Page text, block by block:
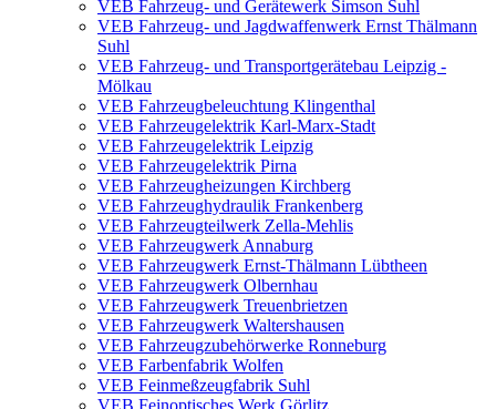
VEB Fahrzeug- und Gerätewerk Simson Suhl
VEB Fahrzeug- und Jagdwaffenwerk Ernst Thälmann
Suhl
VEB Fahrzeug- und Transportgerätebau Leipzig -
Mölkau
VEB Fahrzeugbeleuchtung Klingenthal
VEB Fahrzeugelektrik Karl-Marx-Stadt
VEB Fahrzeugelektrik Leipzig
VEB Fahrzeugelektrik Pirna
VEB Fahrzeugheizungen Kirchberg
VEB Fahrzeughydraulik Frankenberg
VEB Fahrzeugteilwerk Zella-Mehlis
VEB Fahrzeugwerk Annaburg
VEB Fahrzeugwerk Ernst-Thälmann Lübtheen
VEB Fahrzeugwerk Olbernhau
VEB Fahrzeugwerk Treuenbrietzen
VEB Fahrzeugwerk Waltershausen
VEB Fahrzeugzubehörwerke Ronneburg
VEB Farbenfabrik Wolfen
VEB Feinmeßzeugfabrik Suhl
VEB Feinoptisches Werk Görlitz